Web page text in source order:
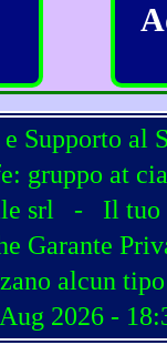
Supporto al
gruppo at
srl - Il tuo
Garante
alcun
2026 -